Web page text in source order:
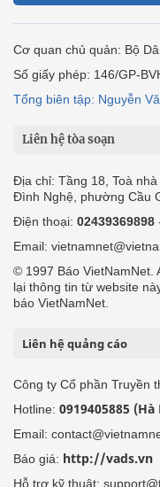
Cơ quan chủ quản: Bộ
Số giấy phép: 146/GP-
Tổng biên tập: Nguyễn
Liên hệ tòa soạn
Địa chỉ: Tầng 18, Toà
Đình Nghệ, phường Cầu
Điện thoại: 02439369898
Email:
© 1997 Báo VietNamNet.
lại thông tin từ website
báo VietNamNet.
Liên hệ quảng cáo
Công ty Cổ phần Truyền
Hotline: 0919405885 (Hà
Email:
Báo giá: http://vads.vn
Hỗ trợ kỹ thuật: